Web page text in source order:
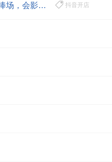
在抖音做账号的初期，把自己的直播间、账号分享给我的朋友们来捧场，会影响到我账号的权重垂直吗？ 抖音开店